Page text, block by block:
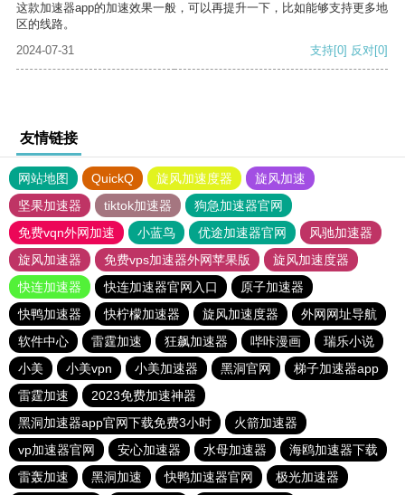
这款加速器app的加速效果一般，可以再提升一下，比如能够支持更多地
区的线路。
2024-07-31
支持[0] 反对[0]
友情链接
网站地图 QuickQ 旋风加速度器
旋风加速
坚果加速器
tiktok加速器
狗急加速器官网
免费vqn外网加速
小蓝鸟 优途加速器官网
风驰加速器
旋风加速器
免费vps加速器外网苹果版
旋风加速度器
快连加速器
快连加速器官网入口
原子加速器
快鸭加速器
快柠檬加速器 旋风加速度器
外网网址导航
软件中心
雷霆加速 狂飙加速器 哔咔漫画
瑞乐小说
小美
小美vpn 小美加速器 黑洞官网
梯子加速器app
雷霆加速
2023免费加速神器
黑洞加速器app官网下载免费3小时
火箭加速器
vp加速器官网
安心加速器 水母加速器
海鸥加速器下载
雷轰加速
黑洞加速 快鸭加速器官网 极光加速器